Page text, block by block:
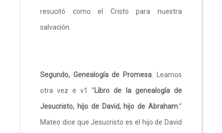
resucitó como el Cristo para nuestra
salvación.
Segundo, Genealogía de Promesa . Leamos
otra vez e v1 “Libro de la genealogía de
Jesucristo, hijo de David, hijo de Abraham:”
Mateo dice que Jesucristo es el hijo de David